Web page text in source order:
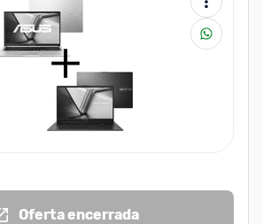
Oferta encerrada